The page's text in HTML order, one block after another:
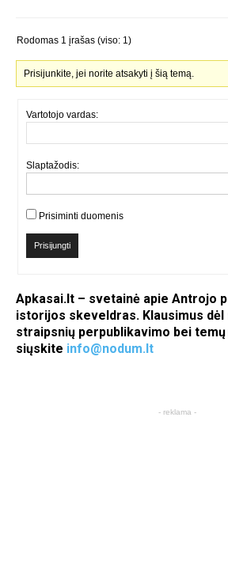
Rodomas 1 įrašas (viso: 1)
Prisijunkite, jei norite atsakyti į šią temą.
Vartotojo vardas:
Slaptažodis:
Prisiminti duomenis
Prisijungti
Apkasai.lt – svetainė apie Antrojo
istorijos skeveldras. Klausimus
straipsnių perpublikavimo bei temų
siųskite info@nodum.lt
- reklama -